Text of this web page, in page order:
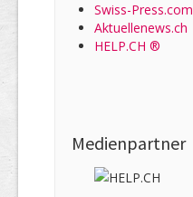
Swiss-Press.com
Aktuellenews.ch
HELP.CH ®
Medienpartner